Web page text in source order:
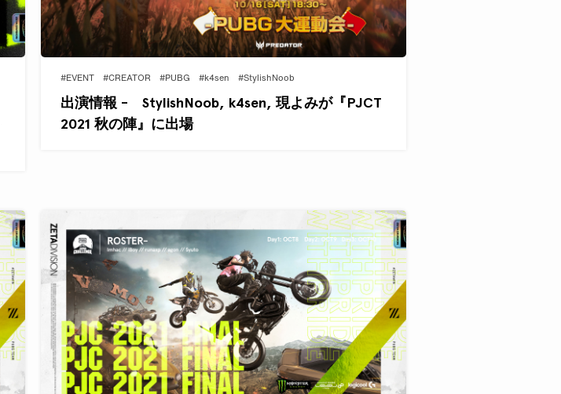
#EVENT #CREATOR #PUBG #k4sen #StylishNoob
出演情報 - StylishNoob, k4sen, 現よみが『PJCT
2021 秋の陣』に出場